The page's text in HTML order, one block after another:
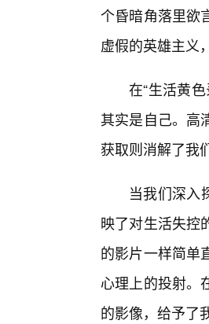
个昏暗角落里欲
虚假的英雄主义
在“生活黄
其实是自己。高
获取则消解了我
当我们深入
映了对生活失控
的影片一样简单
心理上的投射。
的影像，给予了